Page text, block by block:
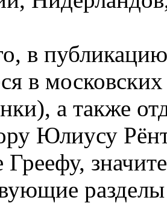
в
в
а также
Юлиусу
Греефу,